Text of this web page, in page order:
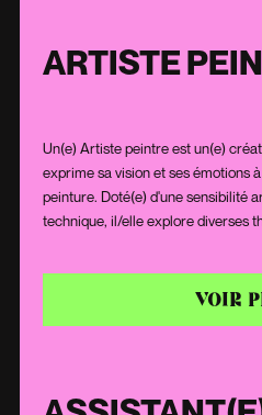
ARTISTE
Un(e) Artiste peintre est un(e)
exprime sa vision et ses émotions
peinture. Doté(e) d'une sensibilité
technique, il/elle explore diverses
interprétation du monde quiVOIR